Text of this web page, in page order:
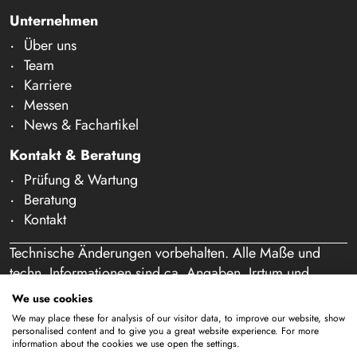
Unternehmen
Über uns
Team
Karriere
Messen
News & Fachartikel
Kontakt & Beratung
Prüfung & Wartung
Beratung
Kontakt
Technische Änderungen vorbehalten. Alle Maße und
techn. Informationen sind ca. Angaben. Irrtum und
Schreibfehler vorbehalten. Unser Angebot richtet sich
ausschließlich an Gewerbetreibende im Sinne des § 14
BGB. Ein Verkauf an Privatpersonen findet nicht statt.
Durch die Nutzung dieser Website und eine etwaige
We use cookies
We may place these for analysis of our visitor data, to improve our website, show
personalised content and to give you a great website experience. For more
information about the cookies we use open the settings.